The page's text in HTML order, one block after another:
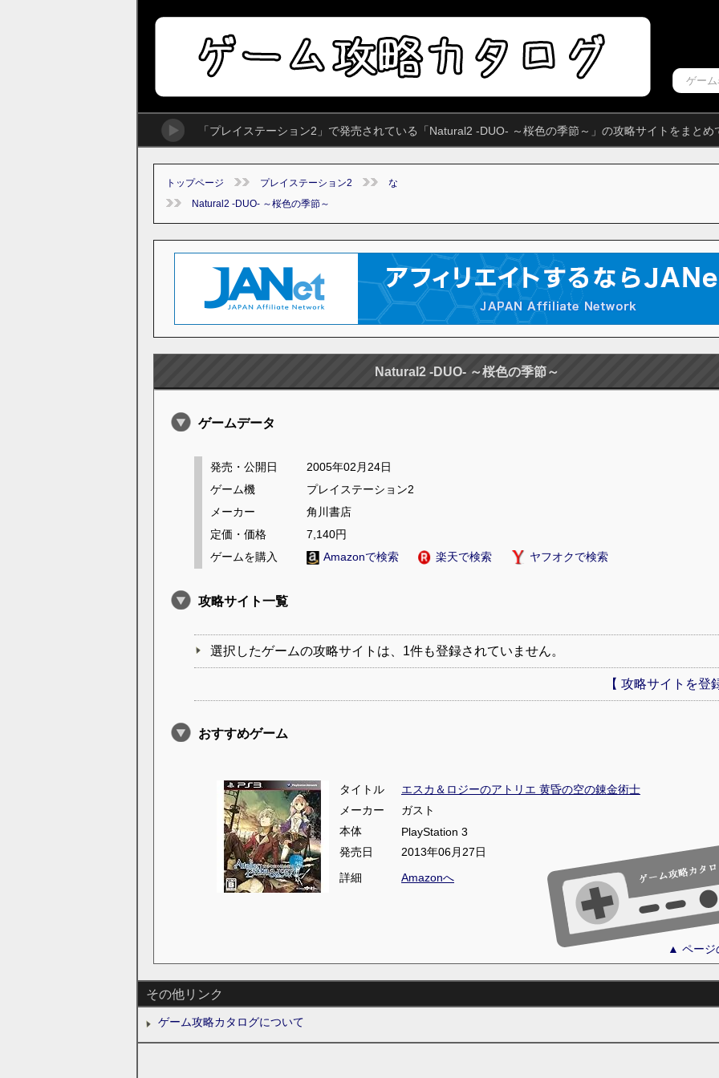
「プレイステーション2」で発売されている「Natural2 -DUO- ～桜色の季節～」の攻略サイトをまと
トップページ プレイステーション2
な
Natural2 -DUO- ～桜色の季節～
Natural2 -DUO- ～桜色の季節～
ゲームデータ
発売・公開日
2005年02月24日
ゲーム機
プレイステーション2
メーカー
角川書店
定価・価格
7,140円
ゲームを購入
Amazonで検索 楽天で検索 ヤフオクで検索
攻略サイト一覧
選択したゲームの攻略サイトは、1件も登録されていません。
【 攻略サイトを登
おすすめゲーム
タイトル
エスカ＆ロジーのアトリエ 黄昏の空の錬金術士
メーカー
ガスト
本体
PlayStation 3
発売日
2013年06月27日
詳細
Amazonへ
▲ ページ
その他リンク
ゲーム攻略カタログについて